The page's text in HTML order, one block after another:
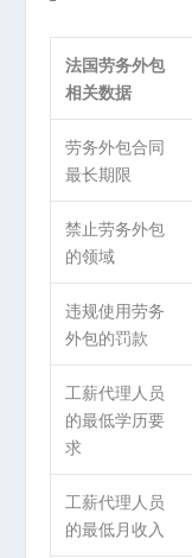
法国劳务外包
相关数据
劳务外包合同
最长期限
禁止劳务外包
的领域
违规使用劳务
外包的罚款
工薪代理人员
的最低学历要
求
工薪代理人员
的最低月收入